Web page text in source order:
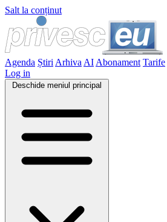
Salt la conținut
Agenda Știri Arhiva AI Abonament Tarife
Log in
Deschide meniul principal